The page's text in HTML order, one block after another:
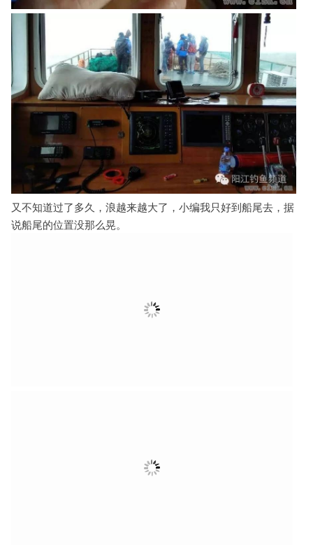
又不知道过了多久，浪越来越大了，小编我只好到船尾去，据
说船尾的位置没那么晃。